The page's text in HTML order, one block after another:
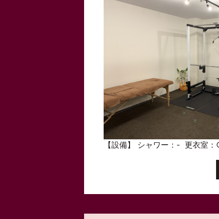
【設備】 シャワー：- 更衣室